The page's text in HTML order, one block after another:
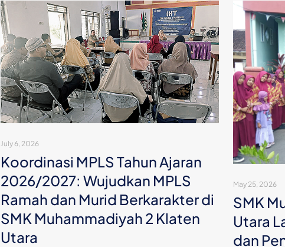
July 6, 2026
Koordinasi MPLS Tahun Ajaran
2026/2027: Wujudkan MPLS
Ramah dan Murid Berkarakter di
SMK Muhammadiyah 2 Klaten
Utara
May 25, 2026
SMK
Utara
dan